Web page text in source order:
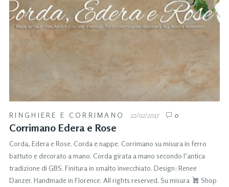
RINGHIERE E CORRIMANO 22/02/2017 0
Corrimano Edera e Rose
Corda, Edera e Rose. Corda e nappe. Corrimano su misura in ferro
battuto e decorato a mano. Corda girata a mano secondo l’antica
tradizione di GBS. Finitura in smalto invecchiato. Design: Renee
Danzer. Handmade in Florence. All rights reserved. Su misura
Shop